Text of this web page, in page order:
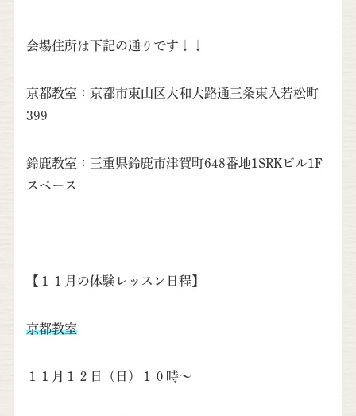
会場住所は下記の通りです↓↓
京都教室：京都市東山区大和大路通三条東入若松町
399
鈴鹿教室：三重県鈴鹿市津賀町648番地1SRKビル1F
スペース
【１１月の体験レッスン日程】
京都教室
１１月１２日（日）１０時～